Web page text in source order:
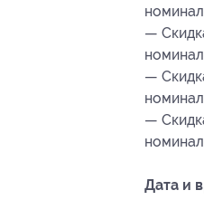
—
—
—
Дата и